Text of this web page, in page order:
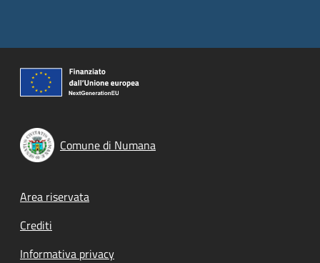
Comune di Numana
Footer menu
Area riservata
Crediti
Informativa privacy